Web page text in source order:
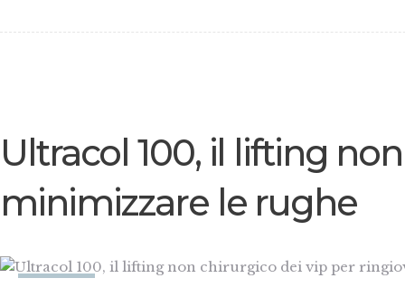
Ultracol 100, il lifting
minimizzare le rughe